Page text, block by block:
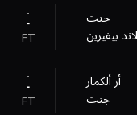
--
FT
جنت
بيفيرين
--
FT
أز ألكمار
جنت